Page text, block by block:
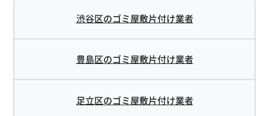
渋谷区のゴミ屋敷片付け業者
豊島区のゴミ屋敷片付け業者
足立区のゴミ屋敷片付け業者